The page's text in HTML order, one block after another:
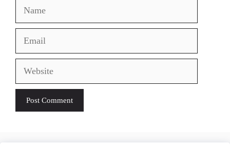
Name
Email
Website